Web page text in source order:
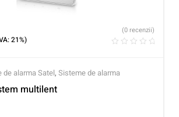
21%)
(0 recenzii)
alarma Satel, Sisteme de alarma
multilent